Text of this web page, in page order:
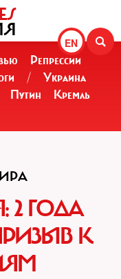
EN
Репрессии
/
Украина
Путин
Кремль
2 ГОДА
К